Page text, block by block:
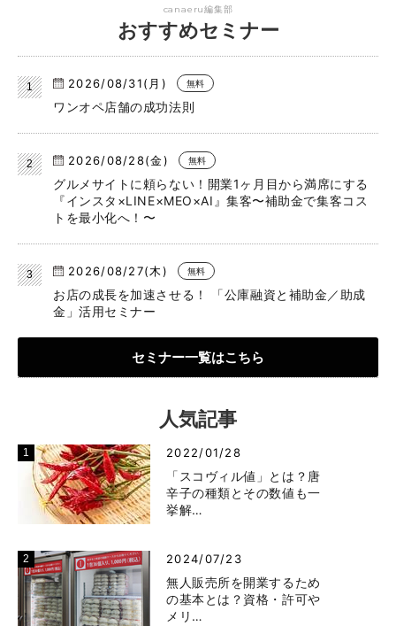
canaeru編集部
おすすめセミナー
2026/08/31(月) 無料
ワンオペ店舗の成功法則
2026/08/28(金) 無料
グルメサイトに頼らない！開業1ヶ月目から満席にする
『インスタ×LINE×MEO×AI』集客〜補助金で集客コス
トを最小化へ！〜
2026/08/27(木) 無料
お店の成長を加速させる！ 「公庫融資と補助金／助成
金」活用セミナー
セミナー一覧はこちら
人気記事
2022/01/28
「スコヴィル値」とは？唐
辛子の種類とその数値も一
挙解…
2024/07/23
無人販売所を開業するため
の基本とは？資格・許可や
メリ…